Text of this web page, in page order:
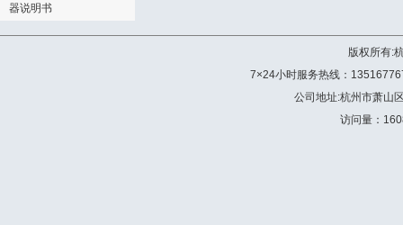
器说明书
版权所有:
7×24小时服务热线：
公司地址:杭州市萧山
访问量：